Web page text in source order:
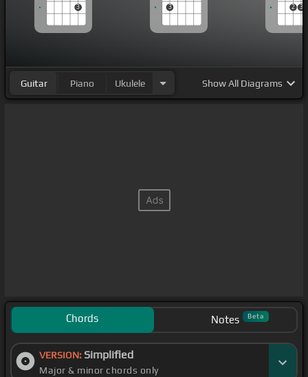
3
3 2 3
Guitar Piano Ukulele ShowAll Diagrams
Chords Notes Beta
VERSION: Simplified
Major & minor chords only